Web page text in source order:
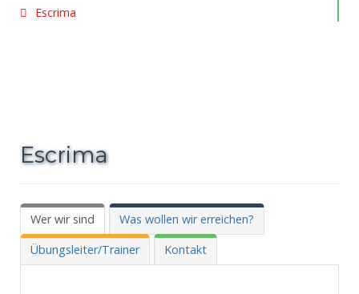
Escrima
Escrima
Wer wir sind
Was wollen wir erreichen?
Übungsleiter/Trainer
Kontakt